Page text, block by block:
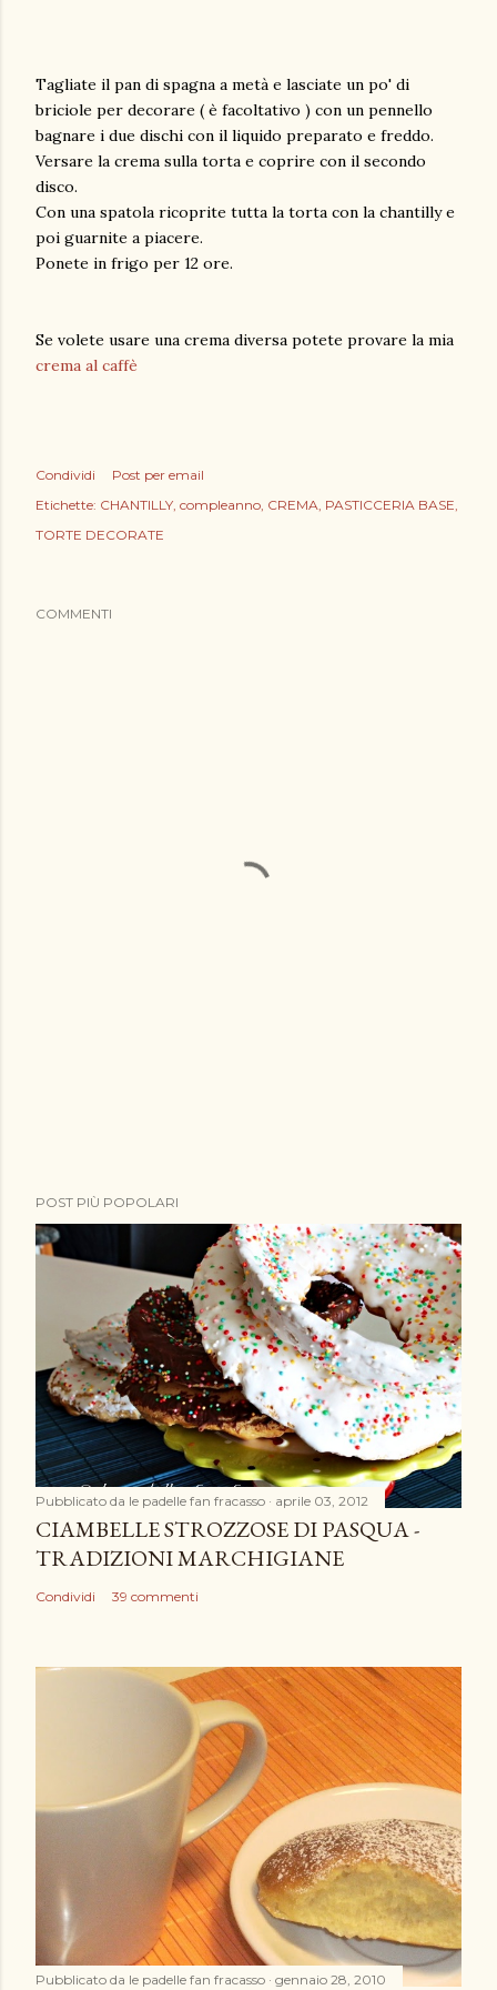
Tagliate il pan di spagna a metà e lasciate un po' di
briciole per decorare ( è facoltativo ) con un pennello
bagnare i due dischi con il liquido preparato e freddo.
Versare la crema sulla torta e coprire con il secondo
disco.
Con una spatola ricoprite tutta la torta con la chantilly e
poi guarnite a piacere.
Ponete in frigo per 12 ore.
Se volete usare una crema diversa potete provare la mia
crema al caffè
Condividi
Post per email
Etichette: CHANTILLY compleanno CREMA PASTICCERIA BASE
TORTE DECORATE
COMMENTI
POST PIÙ POPOLARI
Pubblicato da le padelle fan fracasso aprile 03, 2012
CIAMBELLE STROZZOSE DI PASQUA -
TRADIZIONI MARCHIGIANE
Condividi 39 commenti
Pubblicato da le padelle fan fracasso gennaio 28, 2010